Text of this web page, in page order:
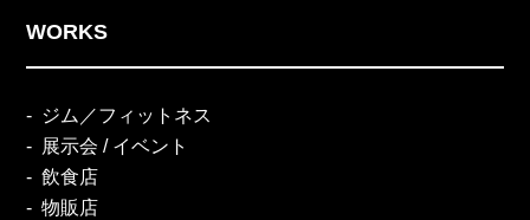
WORKS
ジム／フィットネス
展示会 / イベント
飲食店
物販店